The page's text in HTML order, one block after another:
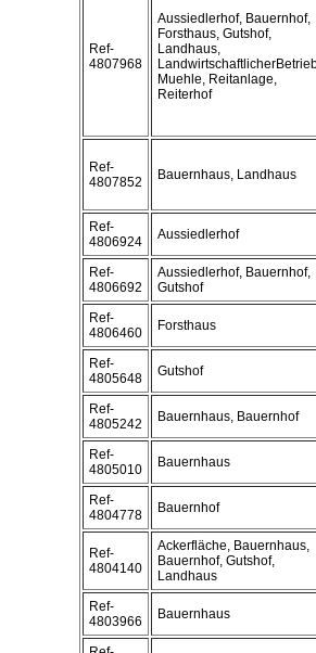
Ref-
4807968
Aussiedlerhof, Bauernhof,
Forsthaus, Gutshof,
Landhaus,
Muehle, Reitanlage,
Reiterhof
Ref-
4807852
Bauernhaus, Landhaus
Ref-
4806924
Aussiedlerhof
Ref-
4806692
Aussiedlerhof, Bauernhof,
Gutshof
Ref-
4806460
Forsthaus
Ref-
4805648
Gutshof
Ref-
4805242
Bauernhaus, Bauernhof
Ref-
4805010
Bauernhaus
Ref-
4804778
Bauernhof
Ref-
4804140
Ackerfläche, Bauernhaus,
Bauernhof, Gutshof,
Landhaus
Ref-
4803966
Bauernhaus